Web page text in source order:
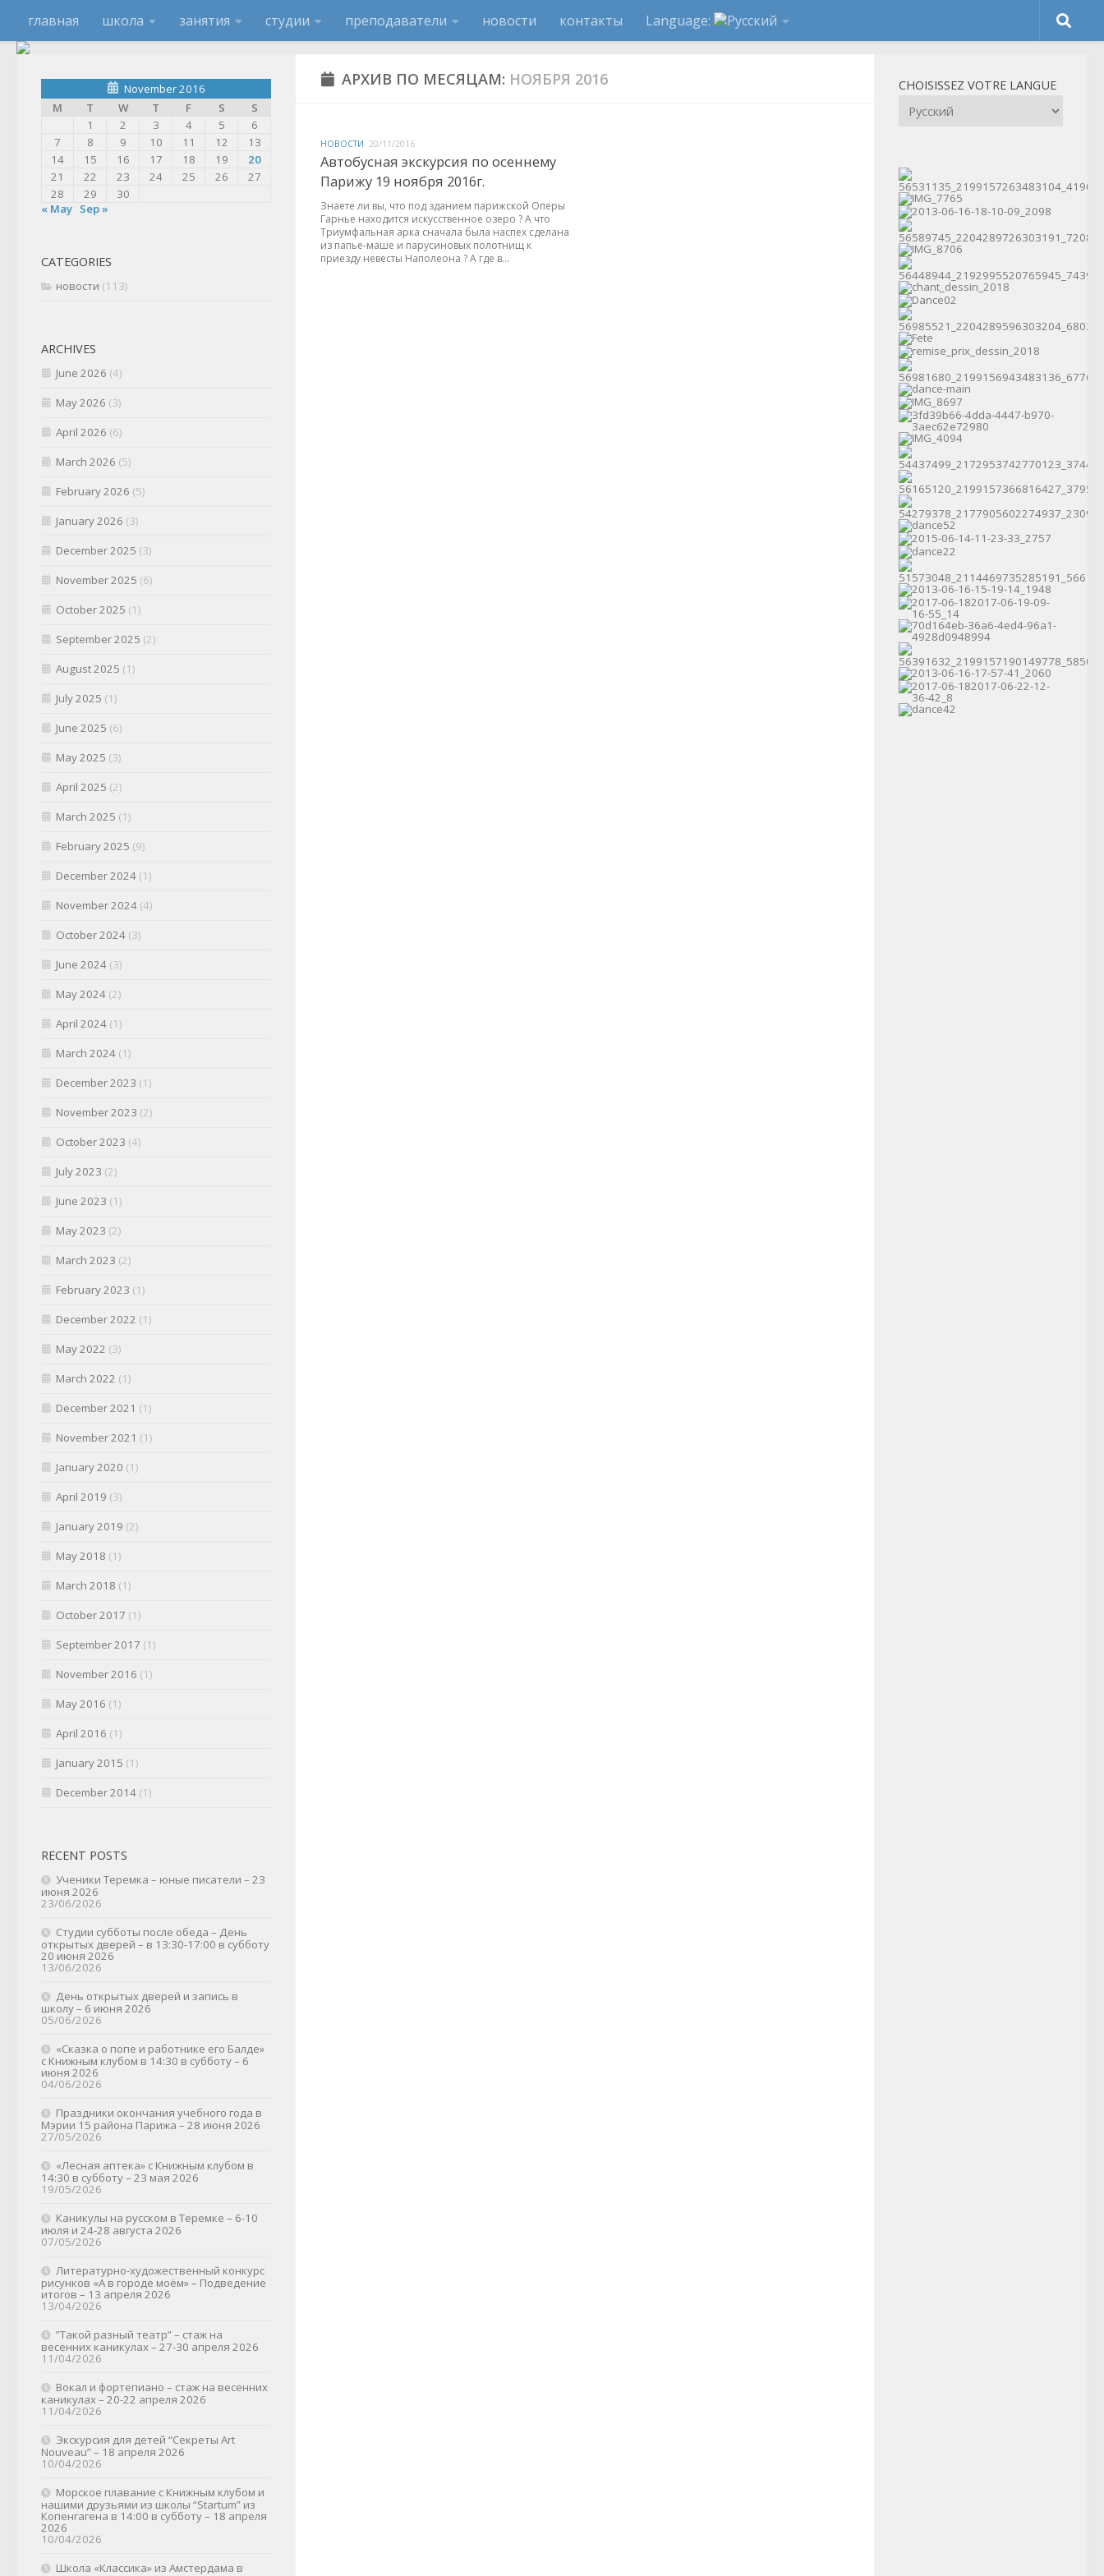
главная школа занятия студии преподаватели новости контакты Language:
АРХИВ ПО МЕСЯЦАМ: НОЯБРЯ 2016
НОВОСТИ 20/11/2016
Автобусная экскурсия по осеннему
Парижу 19 ноября 2016г.
Знаете ли вы, что под зданием парижской Оперы
Гарнье находится искусственное озеро ? А что
Триумфальная арка сначала была наспех сделана
из папье-маше и парусиновых полотнищ к
приезду невесты Наполеона ? А где в...
November 2016
M
T W T F S
S
1
2 3 4 5
6
7
8 9 10 11 12
13
14
15 16 17 18 19
20
21
22 23 24 25 26
27
28
29
30
« May Sep »
CATEGORIES
новости (113)
ARCHIVES
June 2026 (4)
May 2026 (3)
April 2026 (6)
March 2026 (5)
February 2026 (5)
January 2026 (3)
December 2025 (3)
November 2025 (6)
October 2025 (1)
September 2025 (2)
August 2025 (1)
July 2025 (1)
June 2025 (6)
May 2025 (3)
April 2025 (2)
March 2025 (1)
February 2025 (9)
December 2024 (1)
November 2024 (4)
October 2024 (3)
June 2024 (3)
May 2024 (2)
April 2024 (1)
March 2024 (1)
December 2023 (1)
November 2023 (2)
October 2023 (4)
July 2023 (2)
June 2023 (1)
May 2023 (2)
March 2023 (2)
February 2023 (1)
December 2022 (1)
May 2022 (3)
March 2022 (1)
December 2021 (1)
November 2021 (1)
January 2020 (1)
April 2019 (3)
January 2019 (2)
May 2018 (1)
March 2018 (1)
October 2017 (1)
September 2017 (1)
November 2016 (1)
May 2016 (1)
April 2016 (1)
January 2015 (1)
December 2014 (1)
RECENT POSTS
Ученики Теремка – юные писатели – 23
июня 2026
23/06/2026
Студии субботы после обеда – День
открытых дверей – в 13:30-17:00 в субботу
20 июня 2026
13/06/2026
День открытых дверей и запись в
школу – 6 июня 2026
05/06/2026
«Сказка о попе и работнике его Балде»
с Книжным клубом в 14:30 в субботу – 6
июня 2026
04/06/2026
Праздники окончания учебного года в
Мэрии 15 района Парижа – 28 июня 2026
27/05/2026
«Лесная аптека» с Книжным клубом в
14:30 в субботу – 23 мая 2026
19/05/2026
Каникулы на русском в Теремке – 6-10
июля и 24-28 августа 2026
07/05/2026
Литературно-художественный конкурс
рисунков «А в городе моём» – Подведение
итогов – 13 апреля 2026
13/04/2026
”Такой разный театр” – стаж на
весенних каникулах – 27-30 апреля 2026
11/04/2026
Вокал и фортепиано – стаж на весенних
каникулах – 20-22 апреля 2026
11/04/2026
Экскурсия для детей “Секреты Art
Nouveau” – 18 апреля 2026
10/04/2026
Морское плавание с Книжным клубом и
нашими друзьями из школы “Startum” из
Копенгагена в 14:00 в субботу – 18 апреля
2026
10/04/2026
Школа «Классика» из Амстердама в
CHOISISSEZ VOTRE LANGUE